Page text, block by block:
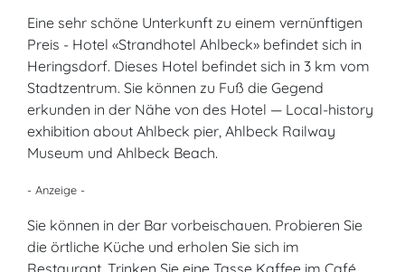
Eine sehr schöne Unterkunft zu einem vernünftigen
Preis - Hotel «Strandhotel Ahlbeck» befindet sich in
Heringsdorf. Dieses Hotel befindet sich in 3 km vom
Stadtzentrum. Sie können zu Fuß die Gegend
erkunden in der Nähe von des Hotel — Local-history
exhibition about Ahlbeck pier, Ahlbeck Railway
Museum und Ahlbeck Beach.
- Anzeige -
Sie können in der Bar vorbeischauen. Probieren Sie
die örtliche Küche und erholen Sie sich im
Restaurant. Trinken Sie eine Tasse Kaffee im Café,